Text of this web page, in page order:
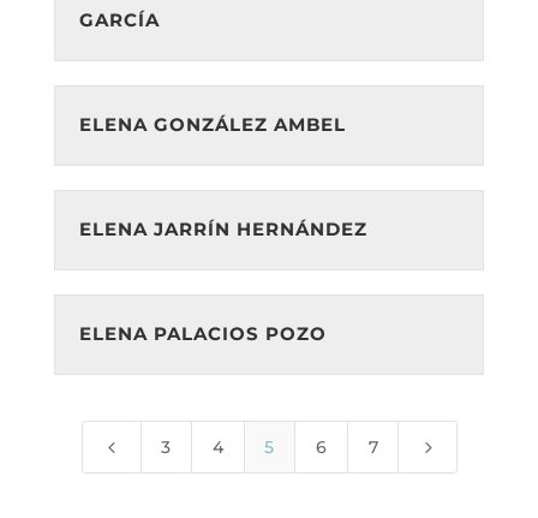
GARCÍA
ELENA GONZÁLEZ AMBEL
ELENA JARRÍN HERNÁNDEZ
ELENA PALACIOS POZO
4 3 4 5 6 7 5